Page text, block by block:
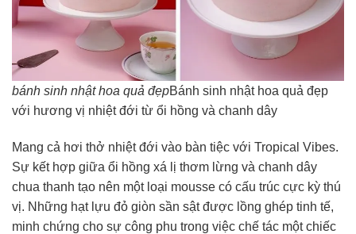
bánh sinh nhật hoa quả đẹpBánh sinh nhật hoa quả đẹp
với hương vị nhiệt đới từ ổi hồng và chanh dây
Mang cả hơi thở nhiệt đới vào bàn tiệc với Tropical Vibes.
Sự kết hợp giữa ổi hồng xá lị thơm lừng và chanh dây
chua thanh tạo nên một loại mousse có cấu trúc cực kỳ thú
vị. Những hạt lựu đỏ giòn sần sật được lồng ghép tinh tế,
minh chứng cho sự công phu trong việc chế tác một chiếc